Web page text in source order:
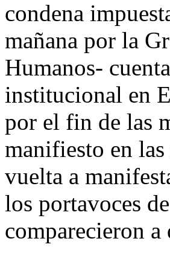
condena
mañana por la
Humanos-
institucional en
por el fin de las
manifiesto en
vuelta a
los portavoces
comparecieron